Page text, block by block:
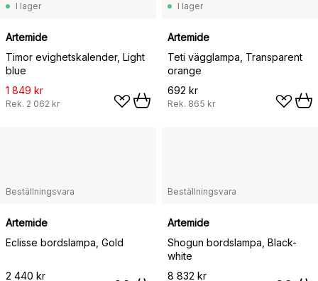
I lager
Artemide
Timor evighetskalender, Light
blue
1 849 kr
Rek. 2 062 kr
I lager
Artemide
Teti vägglampa, Transparent
orange
692 kr
Rek. 865 kr
Beställningsvara
Artemide
Eclisse bordslampa, Gold
2 440 kr
Beställningsvara
Artemide
Shogun bordslampa, Black-
white
8 832 kr